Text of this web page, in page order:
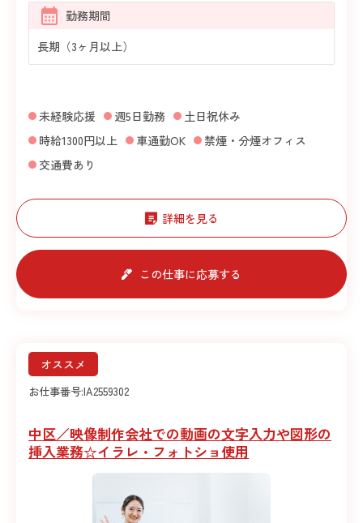
勤務期間
長期（3ヶ月以上）
未経験応援 週5日勤務
土日祝休み
時給1300円以上
車通勤OK
禁煙・分煙オフィス
交通費あり
詳細を見る
この仕事に応募する
オススメ
お仕事番号:IA2559302
中区／映像制作会社での動画の文字入力や図形の
挿入業務☆イラレ・フォトショ使用